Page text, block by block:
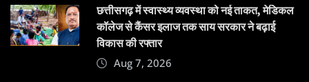
छत्तीसगढ़ में स्वास्थ्य व्यवस्था को नई ताकत, मेडिकल
कॉलेज से कैंसर इलाज तक साय सरकार ने बढ़ाई
विकास की रफ्तार
Aug 7, 2026